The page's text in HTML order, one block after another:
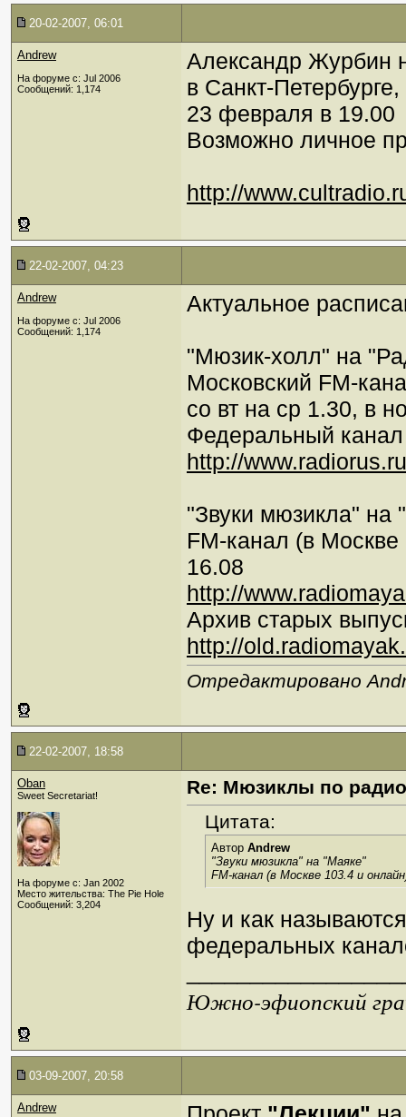
20-02-2007, 06:01
Andrew
На форуме с: Jul 2006
Сообщений: 1,174
Александр Журбин
в Санкт-
23 февраля в 19.00
Возможно личное
http://
22-02-2007, 04:23
Andrew
На форуме с: Jul 2006
Сообщений: 1,174
Актуальное
"Мюзик-холл" на
Московский FM-
со вт на ср 1.30, в
Федеральный
http://
"Звуки мюзикла" на
FM-канал (в
16.08
http://
Архив старых
http://
Отредактировано
22-02-2007, 18:58
Oban
Sweet Secretariat!
На форуме с: Jan 2002
Место жительства: The Pie Hole
Сообщений: 3,204
Re: Мюзиклы по радио
Цитата:
Автор Andrew
"Звуки мюзикла" на "Маяке"
FM-канал (в Москве 103.4 и
Ну и как
федеральных
Южно-эфиопский
03-09-2007, 20:58
Andrew